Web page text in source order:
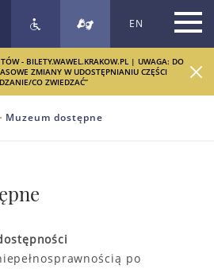
SZUKAJ EN
- BILETY.WAWEL.KRAKOW.PL | UWAGA: DO
ZMIANY W UDOSTĘPNIANIU CZĘŚCI
CO ZWIEDZAĆ”
Muzeum dostępne
po